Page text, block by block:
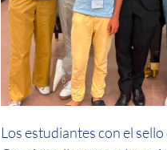
Los estudiantes con el sello